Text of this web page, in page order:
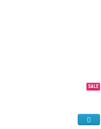
NEW
TOP
SALE